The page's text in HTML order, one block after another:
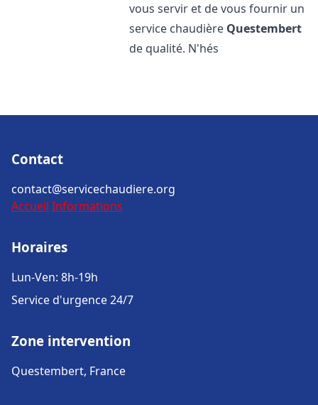
vous servir et de vous fournir un
service chaudière Questembert
de qualité. N'hés
Contact
contact@servicechaudiere.org
Accueil Informations
Horaires
Lun-Ven: 8h-19h
Service d'urgence 24/7
Zone intervention
Questembert, France